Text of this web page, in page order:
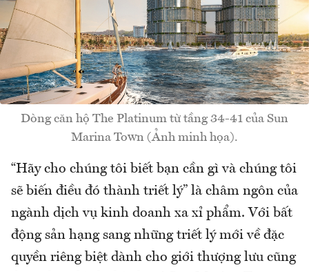
Dòng căn hộ The Platinum từ tầng 34-41 của Sun
Marina Town (Ảnh minh họa).
“Hãy cho chúng tôi biết bạn cần gì và chúng tôi
sẽ biến điều đó thành triết lý” là châm ngôn của
ngành dịch vụ kinh doanh xa xỉ phẩm. Với bất
động sản hạng sang những triết lý mới về đặc
quyền riêng biệt dành cho giới thượng lưu cũng